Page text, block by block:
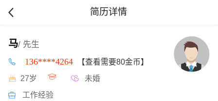
简历详情
马/ 先生
136****4264 【查看需要80金币】
27岁 未婚
工作经验